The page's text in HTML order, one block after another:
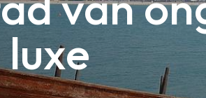
luxe